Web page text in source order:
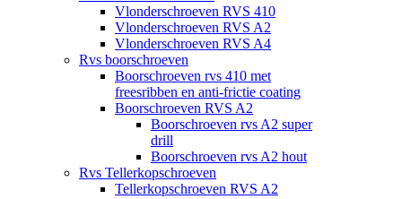
Vlonderschroeven RVS 410
Vlonderschroeven RVS A2
Vlonderschroeven RVS A4
Rvs boorschroeven
Boorschroeven rvs 410 met
freesribben en anti-frictie coating
Boorschroeven RVS A2
Boorschroeven rvs A2 super
drill
Boorschroeven rvs A2 hout
Rvs Tellerkopschroeven
Tellerkopschroeven RVS A2